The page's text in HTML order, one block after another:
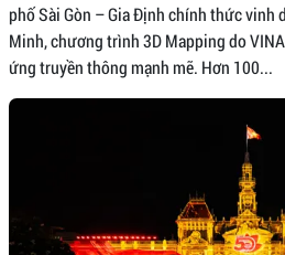
phố Sài Gòn – Gia Định chính thức vinh
Minh, chương trình 3D Mapping do
ứng truyền thông mạnh mẽ. Hơn 100...